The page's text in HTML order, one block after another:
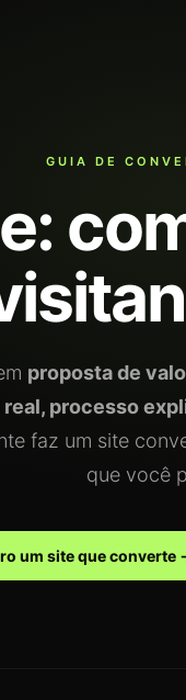
GUIA DE
proposta de
processo
faz um site
que você
um site que converte